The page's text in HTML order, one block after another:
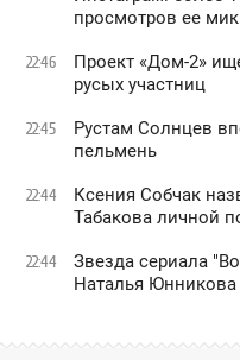
просмотров ее
22:46
Проект «Дом-2»
русых участниц
22:45
Рустам Солнцев
пельмень
22:44
Ксения Собчак
Табакова личной
22:44
Звезда сериала
Наталья Юнникова